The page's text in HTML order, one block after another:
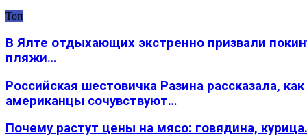
Топ
В Ялте отдыхающих экстренно призвали
пляжи…
Российская шестовичка Разина рассказала, как
американцы сочувствуют…
Почему растут цены на мясо: говядина,